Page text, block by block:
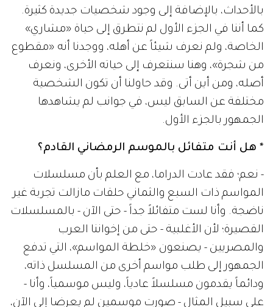
بالأحداث، بالإضافة إلى وجود شخصيات جديدة كثيرة.
كما أننا في الجزء الأول لم نتطرق إلى حياة «مشاري»
الخاصة، ولم نعرف شيئاً عن أهله، ووجدنا أنه «مقطوع
من شجرة»، وهنا سنتعرف إلى حياته الأخرى، ونعرف
أصله، ومن أين أتى. وقد حاولنا أن تكون الشخصية
مختلفة عن السابق ليس، في جوانب لم يشاهدها
الجمهور بالجزء الأول.
* هل أنت متفائل بالموسم الرمضاني القادم؟
- نعم؛ فقد عادت الدراما، مع العلم بأن مسلسلات
المواسم ذات السبع والثماني حلقات مازالت تجربة غير
ناضجة. وأنا لست متفائلاً جداً - حتى الآن - بالمسلسلات
القصيرة؛ لأن الأغلبية - حتى من إخواننا العرب
والمصريين - يصنعون «خلطة المواسم»، التي تدفع
الجمهور إلى طلب مواسم أخرى من المسلسل ذاته،
ودائماً يقدمون مسلسلاً عادياً، وليس موسمياً، وأنا -
على سبيل المثال - صورت موسمين لم يعرضا إلى الآن،